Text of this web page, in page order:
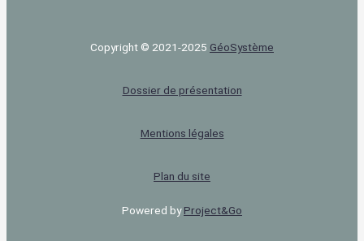
Copyright © 2021-2025 Géo‌Système
Dossier de présentation
Mentions légales
Plan du site
Powered byProject&Go